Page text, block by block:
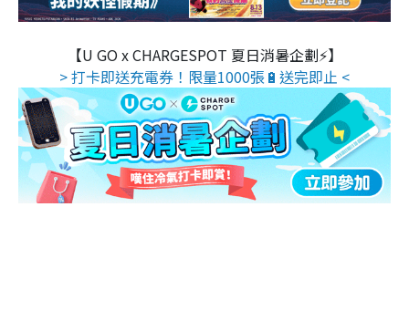
【U GO x CHARGESPOT 夏日消暑企劃⚡】
> 打卡即送充電券！限量1000張🔋送完即止 <